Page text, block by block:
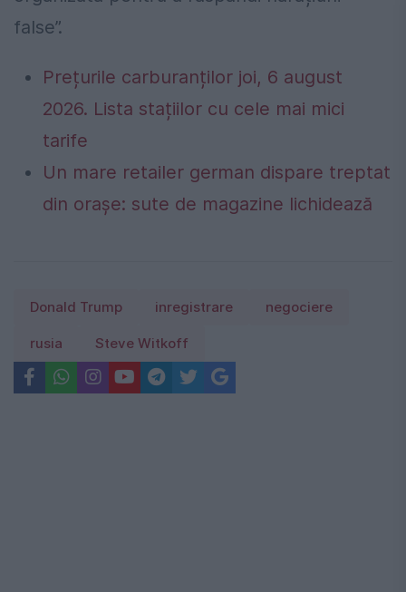
false”.
Prețurile carburanților joi, 6 august
2026. Lista stațiilor cu cele mai mici
tarife
Un mare retailer german dispare treptat
din orașe: sute de magazine lichidează
Donald Trump inregistrare negociere
rusia Steve Witkoff